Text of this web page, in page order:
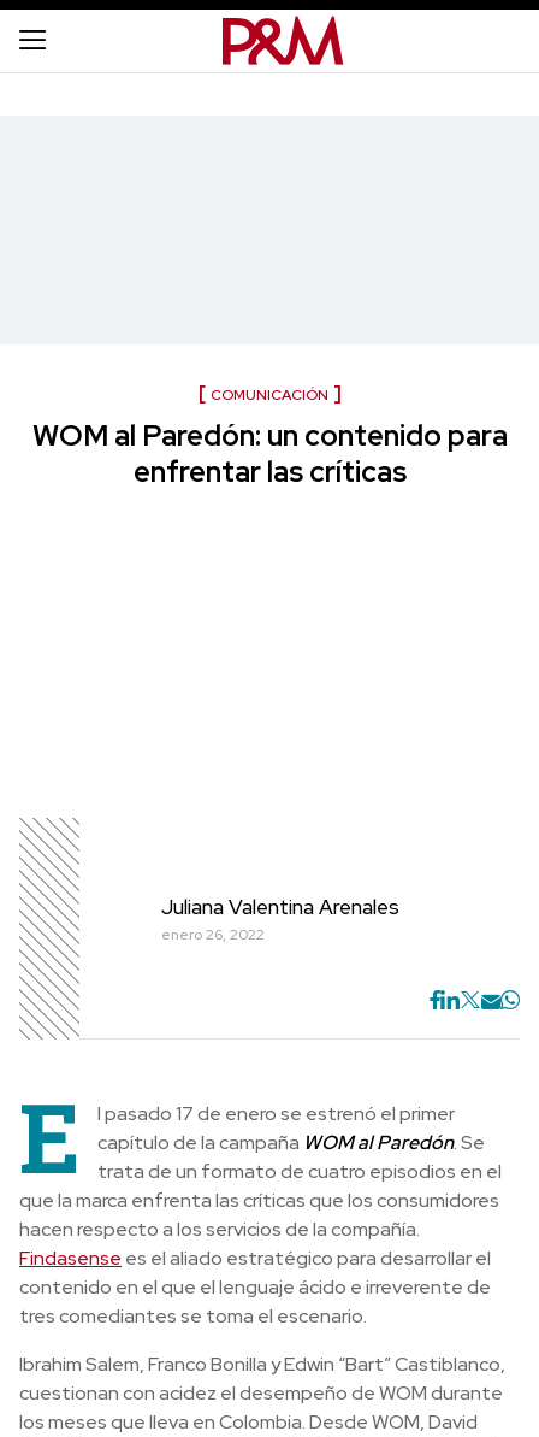
COMUNICACIÓN
WOM al Paredón: un contenido para
enfrentar las críticas
Juliana Valentina Arenales
enero 26, 2022
E
l pasado 17 de enero se estrenó el primer
capítulo de la campaña WOM al Paredón. Se
trata de un formato de cuatro episodios en el
que la marca enfrenta las críticas que los consumidores
hacen respecto a los servicios de la compañía.
Findasense es el aliado estratégico para desarrollar el
contenido en el que el lenguaje ácido e irreverente de
tres comediantes se toma el escenario.
Ibrahim Salem, Franco Bonilla y Edwin “Bart” Castiblanco,
cuestionan con acidez el desempeño de WOM durante
los meses que lleva en Colombia. Desde WOM, David